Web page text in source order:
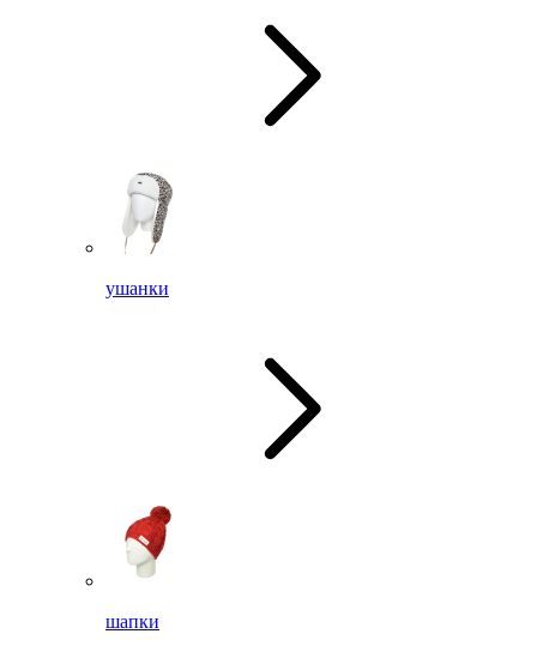
ушанки
шапки